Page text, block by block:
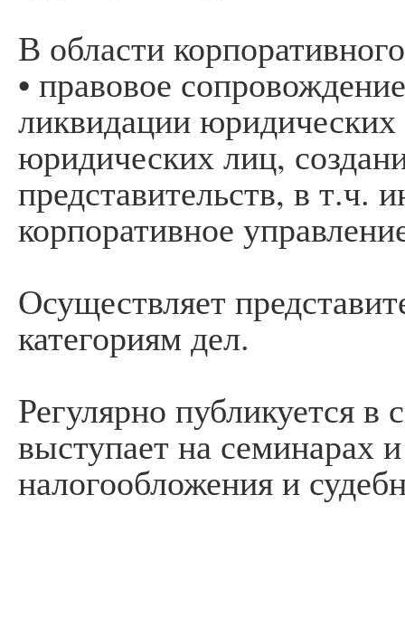
В области
• правовое
ликвидации
юридических лиц,
представительств, в т.ч.
корпоративное
Осуществляет
категориям дел.
Регулярно публикуется в
выступает на семинарах
налогообложения и